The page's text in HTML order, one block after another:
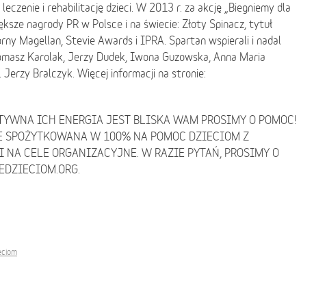
i rehabilitację dzieci. W 2013 r. za akcję „Biegniemy dla
nagrody PR w Polsce i na świecie: Złoty Spinacz, tytuł
Magellan, Stevie Awards i IPRA. Spartan wspierali i nadal
Karolak, Jerzy Dudek, Iwona Guzowska, Anna Maria
Bralczyk. Więcej informacji na stronie:
ICH ENERGIA JEST BLISKA WAM PROSIMY O POMOC!
SPOŻYTKOWANA W 100% NA POMOC DZIECIOM Z
CELE ORGANIZACYJNE. W RAZIE PYTAŃ, PROSIMY O
.